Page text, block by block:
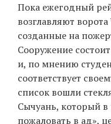
Пока ежегодный
возглавляют
созданные на
Сооружение
и, по мнению
соответствует
список вошли
Сычуань, который
пожаловать в ад»,